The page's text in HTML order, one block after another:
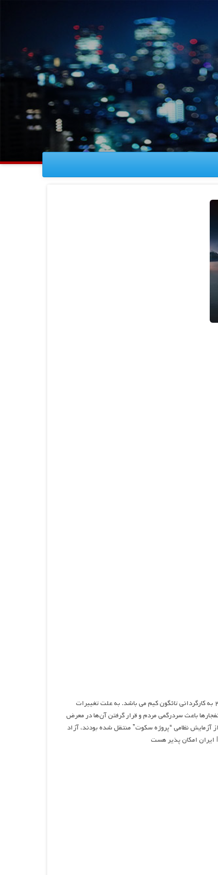
پروژه سکوت، نام فیلمی اکشن، ترسناک و علمی تخیلی محصول سال ۲۰۲۳ به کارگردانی تائگون کیم می باشد. به علت تغییرات
باعث سردرگمی مردم و قرار گرفتن آن‌ها در معرض
نظامی “پروژه سکوت” منتقل شده بودند، آزاد